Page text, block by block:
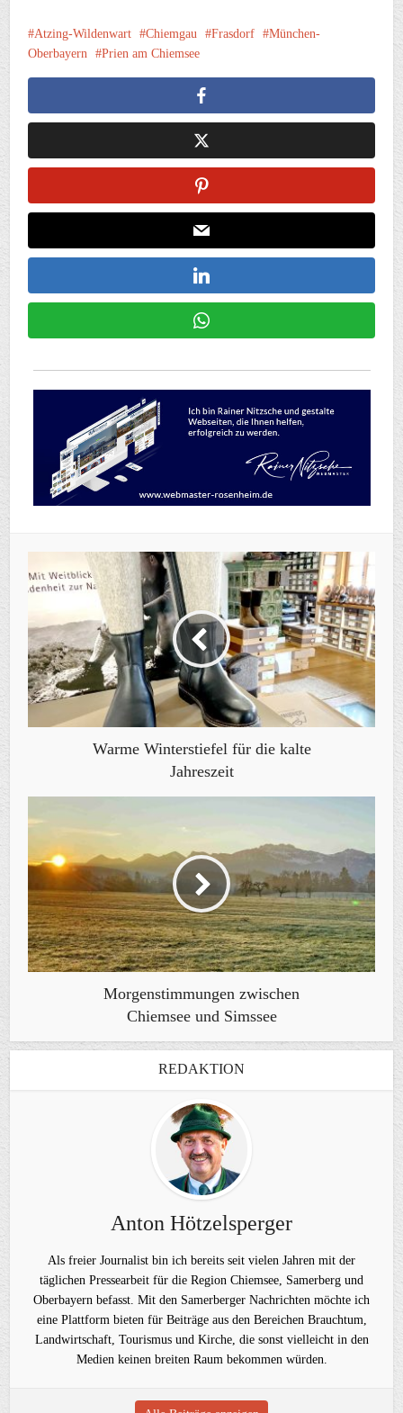
Atzing-Wildenwart Chiemgau Frasdorf
München-
Oberbayern
Prien am Chiemsee
Warme Winterstiefel für die kalte
Jahreszeit
Morgenstimmungen zwischen
Chiemsee und Simssee
REDAKTION
Anton Hötzelsperger
Als freier Journalist bin ich bereits seit vielen Jahren mit der
täglichen Pressearbeit für die Region Chiemsee, Samerberg und
Oberbayern befasst. Mit den Samerberger Nachrichten möchte ich
eine Plattform bieten für Beiträge aus den Bereichen Brauchtum,
Landwirtschaft, Tourismus und Kirche, die sonst vielleicht in den
Medien keinen breiten Raum bekommen würden.